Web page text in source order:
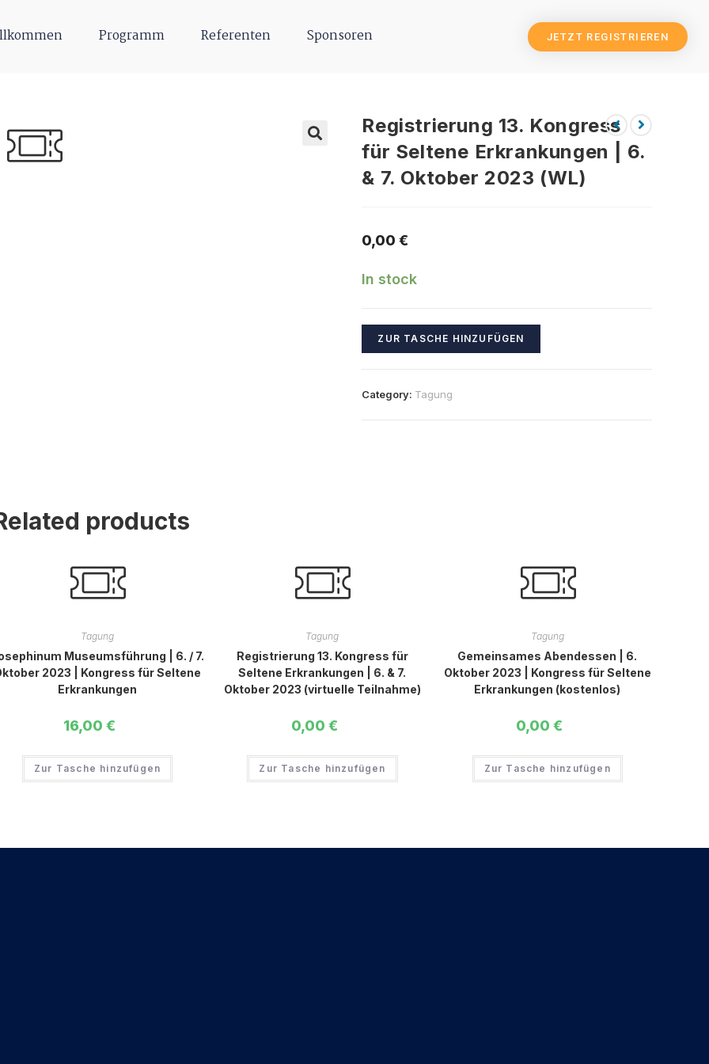
Programm Referenten Sponsoren JETZT REGISTRIEREN
Registrierung 13. Kongress
für Seltene Erkrankungen | 6.
& 7. Oktober 2023 (WL)
0,00€
In stock
ZUR TASCHE HINZUFÜGEN
Category: Tagung
products
Tagung
Museumsführung | 6. / 7.
2023 | Kongress für Seltene
Erkrankungen
16,00€
Zur Tasche hinzufügen
Tagung
Registrierung 13. Kongress für
Seltene Erkrankungen | 6. & 7.
Oktober 2023 (virtuelle Teilnahme)
0,00 €
Zur Tasche hinzufügen
Tagung
Gemeinsames Abendessen | 6.
Oktober 2023 | Kongress für Seltene
Erkrankungen (kostenlos)
0,00€
Zur Tasche hinzufügen